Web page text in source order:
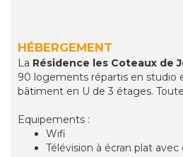
HÉBERGEMENT
La Résidence les Coteaux de
90 logements répartis en studio
bâtiment en U de 3 étages.
Equipements :
Wifi
Télévision à écran plat